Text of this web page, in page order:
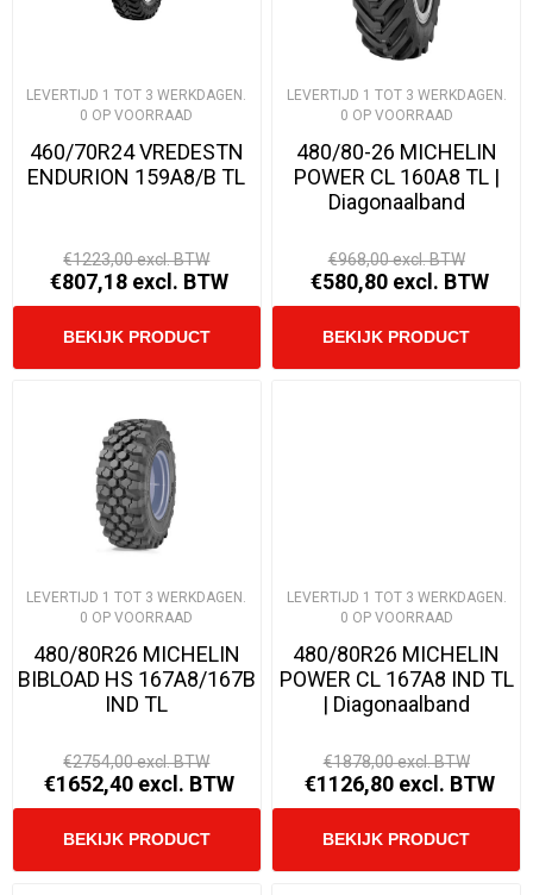
LEVERTIJD 1 TOT 3 WERKDAGEN.
0 OP VOORRAAD
460/70R24 VREDESTN
ENDURION 159A8/B TL
€1223,00 excl. BTW
€807,18 excl. BTW
LEVERTIJD 1 TOT 3 WERKDAGEN.
0 OP VOORRAAD
480/80-26 MICHELIN
POWER CL 160A8 TL |
Diagonaalband
€968,00 excl. BTW
€580,80 excl. BTW
LEVERTIJD 1 TOT 3 WERKDAGEN.
0 OP VOORRAAD
480/80R26 MICHELIN
BIBLOAD HS 167A8/167B
IND TL
€2754,00 excl. BTW
€1652,40 excl. BTW
LEVERTIJD 1 TOT 3 WERKDAGEN.
0 OP VOORRAAD
480/80R26 MICHELIN
POWER CL 167A8 IND TL
| Diagonaalband
€1878,00 excl. BTW
€1126,80 excl. BTW